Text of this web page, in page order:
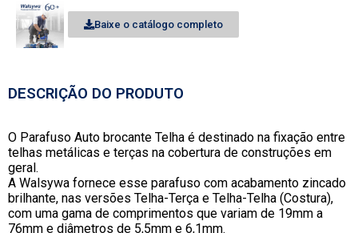
Baixe o catálogo completo
DESCRIÇÃO DO PRODUTO
O Parafuso Auto brocante Telha é destinado na fixação entre
telhas metálicas e terças na cobertura de construções em
geral.
A Walsywa fornece esse parafuso com acabamento zincado
brilhante, nas versões Telha-Terça e Telha-Telha (Costura),
com uma gama de comprimentos que variam de 19mm a
76mm e diâmetros de 5,5mm e 6,1mm.